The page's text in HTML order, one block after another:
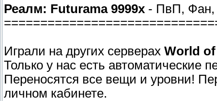
Реалм: Futurama 9999x - ПвП, Фан,
Играли на других серверах World of
Только у нас есть автоматические
Переносятся все вещи и уровни!
личном кабинете.